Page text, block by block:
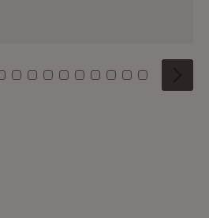
1 2 3
Kachel: 4
Zu Kachel: 5
Zu Kachel: 6
Zu Kachel: 7
Zu Kachel: 8
Zu Kachel: 9
Zu Kachel: 10
Zu Kachel: 11
Zu Kachel: 12
Zu Kachel:
Zu